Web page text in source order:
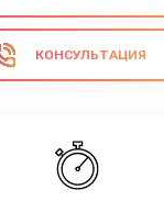
КОНСУЛЬТАЦИЯ